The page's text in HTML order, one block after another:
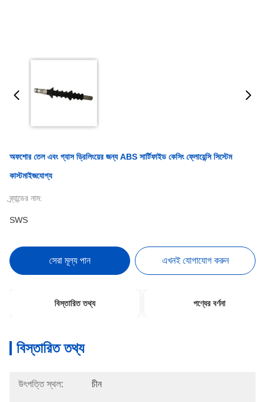
অফশোর তেল এবং গ্যাস ড্রিলিংয়ের জন্য ABS সার্টিফাইড কেসিং ফ্লোয়েন্সি সিস্টেম
কাস্টমাইজযোগ্য
ব্র্যান্ডের নাম:
SWS
সেরা মূল্য পান এখনই যোগাযোগ করুন
বিস্তারিত তথ্য পণ্যের বর্ণনা
বিস্তারিত তথ্য
উৎপত্তি স্থল: চীন